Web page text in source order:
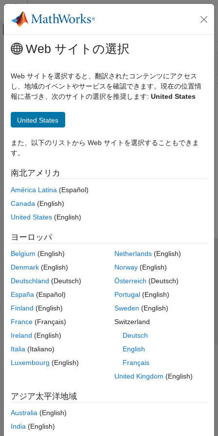
コンテンツへスキップ
オフキャンバス ナビゲーション メ
リソース
ステータス
メインコンテンツ
Web サイトの選択
Web サイトを選択すると、翻訳されたコンテンツにアクセス
し、地域のイベントやサービスを確認できます。現在の位置情
報に基づき、次のサイトの選択を推奨します: United States
United States
また、以下のリストから Web サイトを選択することもできま
す。
南北アメリカ
América Latina (Español)
Canada (English)
United States (English)
ヨーロッパ
Belgium (English)
Denmark (English)
Deutschland (Deutsch)
España (Español)
Finland (English)
France (Français)
Ireland (English)
Italia (Italiano)
Luxembourg (English)
Netherlands(English)
Norway(English)
Österreich (Deutsch)
Portugal(English)
Sweden (English)
Switzerland
Deutsch
English
Français
United Kingdom (English)
アジア太平洋地域
Australia (English)
India (English)
トラストセンター
プライバシー ポリシー
違法コピー防止
アプリケーション ステータス
© 1994-2026 The MathWorks, Inc.